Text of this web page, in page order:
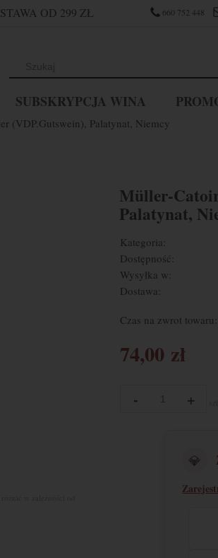
SUBSKRYPCJA WINA
(VDP.Gutswein), Palatynat, Niemcy
OD 299 ZŁ 660 752 448
Müller-
Palatynat,
Kategoria:
Dostępność:
Wysyłka w:
Dostawa:
Czas na zwrot towaru:
74,00 zł
- +
💎